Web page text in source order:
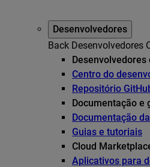
Desenvolvedores
Back Desenvolvedores
Desenvolvedores
Centro do
Repositório
Documentação e
Documentação
Guias e tutoriais
Cloud
Aplicativos para